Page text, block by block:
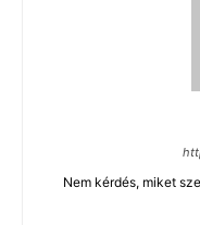
Nem kérdés, miket